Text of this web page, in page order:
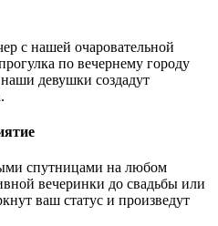
с нашей очаровательной
по вечернему городу
девушки создадут
спутницами на любом
вечеринки до свадьбы или
ваш статус и произведут